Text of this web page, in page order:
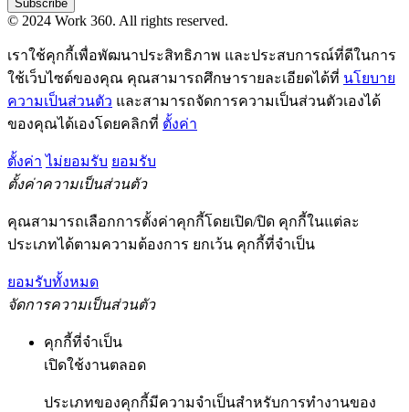
Subscribe
© 2024 Work 360. All rights reserved.
เราใช้คุกกี้เพื่อพัฒนาประสิทธิภาพ และประสบการณ์ที่ดีในการ
ใช้เว็บไซต์ของคุณ คุณสามารถศึกษารายละเอียดได้ที่ นโยบาย
ความเป็นส่วนตัว และสามารถจัดการความเป็นส่วนตัวเองได้
ของคุณได้เองโดยคลิกที่ ตั้งค่า
ตั้งค่า ไม่ยอมรับ ยอมรับ
ตั้งค่าความเป็นส่วนตัว
คุณสามารถเลือกการตั้งค่าคุกกี้โดยเปิด/ปิด คุกกี้ในแต่ละ
ประเภทได้ตามความต้องการ ยกเว้น คุกกี้ที่จำเป็น
ยอมรับทั้งหมด
จัดการความเป็นส่วนตัว
คุกกี้ที่จำเป็น
เปิดใช้งานตลอด
ประเภทของคุกกี้มีความจำเป็นสำหรับการทำงานของ